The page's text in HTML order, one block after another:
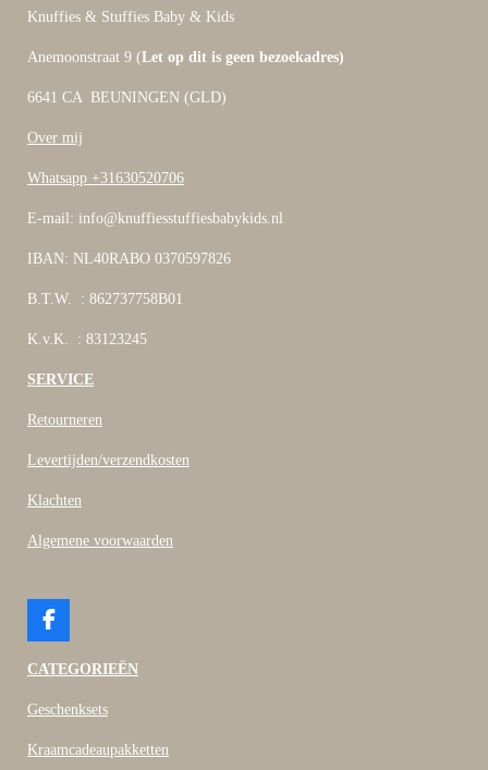
Knuffies & Stuffies Baby & Kids
Anemoonstraat 9 (Let op dit is geen bezoekadres)
6641 CA BEUNINGEN (GLD)
Over mij
Whatsapp +31630520706
E-mail: info@knuffiesstuffiesbabykids.nl
IBAN: NL40RABO 0370597826
B.T.W. : 862737758B01
K.v.K. : 83123245
SERVICE
Retourneren
Levertijden/verzendkosten
Klachten
Algemene voorwaarden
F
c
b
o
CATEGORIEËN
Geschenksets
Kraamcadeaupakketten